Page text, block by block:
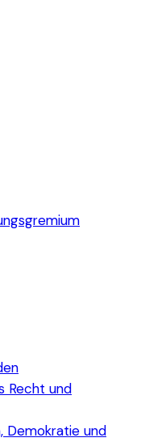
Recht und
Demokratie und